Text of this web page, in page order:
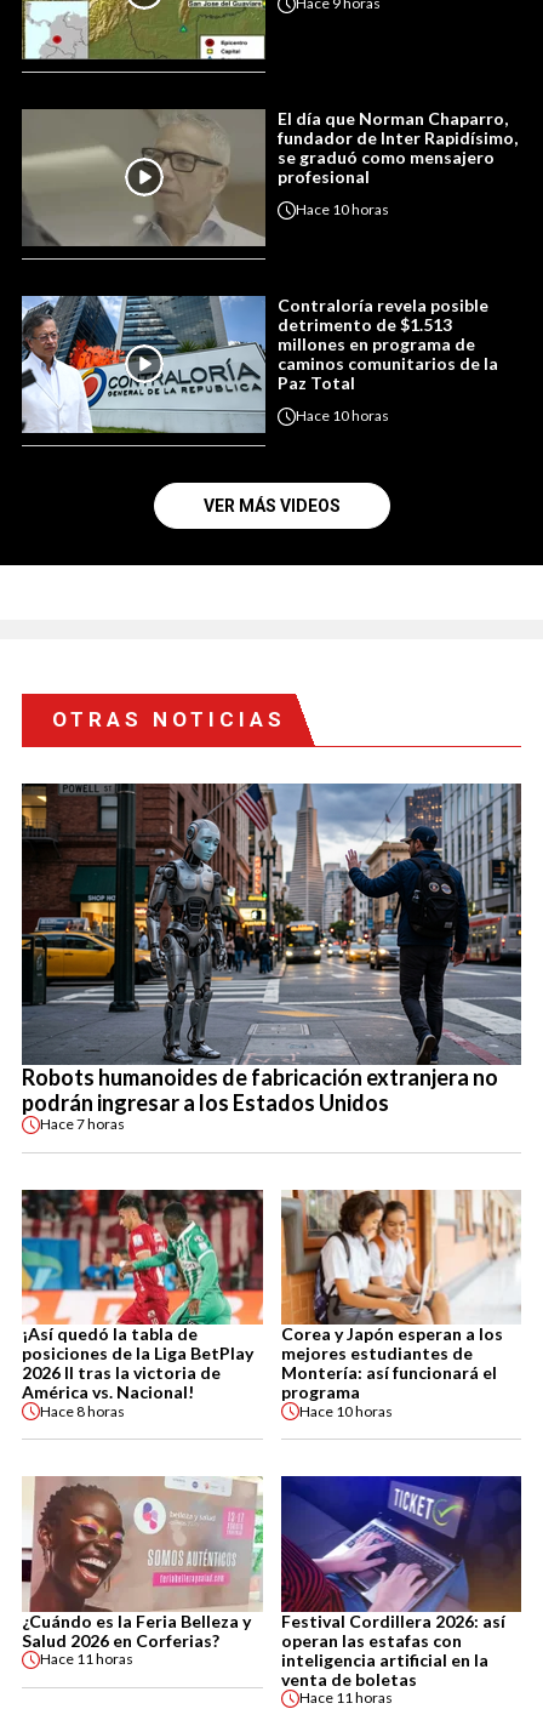
El día que Norman Chaparro,
fundador de Inter Rapidísimo,
se graduó como mensajero
profesional
Hace 10 horas
Contraloría revela posible
detrimento de $1.513
millones en programa de
caminos comunitarios de la
Paz Total
Hace 10 horas
VER MÁS VIDEOS
OTRAS NOTICIAS
Robots humanoides de fabricación extranjera no
podrán ingresar a los Estados Unidos
Hace7 horas
¡Así quedó la tabla de
posiciones de la Liga BetPlay
2026 II tras la victoria de
América vs. Nacional!
Hace8 horas
Corea y Japón esperan a los
mejores estudiantes de
Montería: así funcionará el
programa
Hace 10 horas
¿Cuándo es la Feria Belleza y
Salud 2026 en Corferias?
Hace 11 horas
Festival Cordillera 2026: así
operan las estafas con
inteligencia artificial en la
venta de boletas
Hace 11 horas